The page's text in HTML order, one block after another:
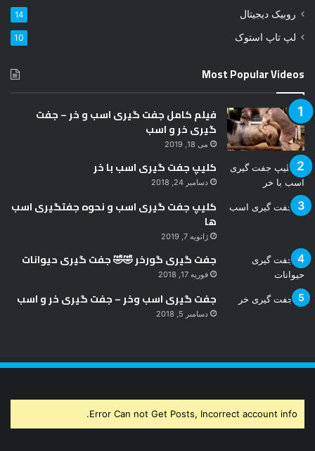
ک
ن
روبیک دیجیتال 14
لپ تاپ استوک 10
Most Popular Videos
فیلم کامل جفت گیری اسب و خر – جفت
گیری خر و اسب
می 18, 2019
کلیپ جفت گیری اسب با خر
دسامبر 24, 2018
کلیپ جفت گیری اسب و نحوه جفتگیری اسب
ها
ژانویه 7, 2019
جفت گیری گورخر 🤣🤣 جفت گیری حیوانات
فوریه 17, 2018
جفت گیری اسب وخر – جفت گیری خر و اسب
دسامبر 5, 2018
Error Can not Get Posts, Incorrect account info.